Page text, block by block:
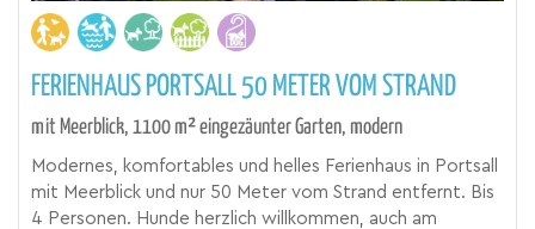
FERIENHAUS PORTSALL 50 METER VOM STRAND
mit Meerblick, 1100 m² eingezäunter Garten, modern
Modernes, komfortables und helles Ferienhaus in Portsall
mit Meerblick und nur 50 Meter vom Strand entfernt. Bis
4 Personen. Hunde herzlich willkommen, auch am